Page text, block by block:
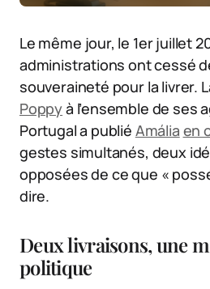
Le même jour, le 1er juillet
administrations ont cessé
souveraineté pour la livrer.
Poppyà l’ensemble de ses
Portugal a publié Amália en
gestes simultanés, deux
opposées de ce que «
dire.
Deux livraisons, une
politique